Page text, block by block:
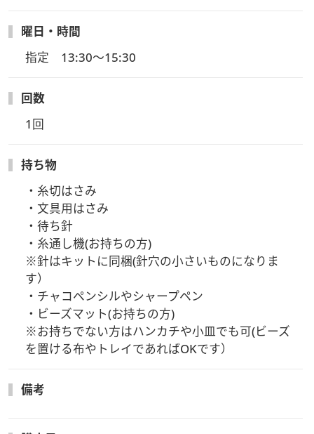
【お申込み受付締切】
◆6/17(水)迄にお申込と支払完了の方→ 6/18(木)にキット発
送いたします
◆6/18以降にお申込の方へは、お支払確認後2～3日以内にキ
ット発送いたします
※6/25以降のお申込はお電話またはメールにて受付いたしま
・その場合、講座日までにキットをお届け出来ない可能性があ
ります。
ご了承いただけますようお願い申し上げます。
アーカイブ視聴でのご受講となります。
◆お申込み締め切りは6/30(火)迄を予定です
※6/25以降のお申込はお電話またはメールにて受付いたしま
・講座開催後のお申込につきましてはアーカイブ視聴でのご受
講となります。
ご了承くださいませ。
※お届け着日は地域により差がございます。
がございます。
曜日・時間
指定　13:30～15:30
回数
1回
持ち物
・糸切はさみ
・文具用はさみ
・待ち針
・糸通し機(お持ちの方)
※針はキットに同梱(針穴の小さいものになりま
す）
・チャコペンシルやシャープペン
・ビーズマット(お持ちの方)
※お持ちでない方はハンカチや小皿でも可(ビーズ
を置ける布やトレイであればOKです）
備考